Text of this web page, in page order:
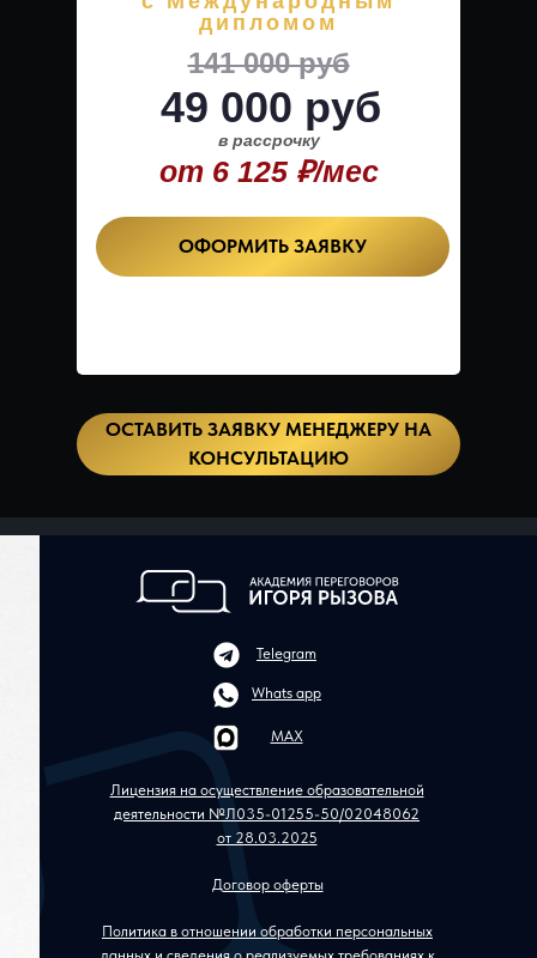
в рассрочку
от 6 125 ₽/мес
49 000 руб
141 000 руб
дипломом
ОФОРМИТЬ ЗАЯВКУ
ОСТАВИТЬ ЗАЯВКУ МЕНЕДЖЕРУ НА
КОНСУЛЬТАЦИЮ
Договор оферты
Лицензия на осуществление образовательной
деятельности №Л035-01255-50/02048062
от 28.03.2025
Политика в отношении обработки персональных
Telegram
Whats app
MAX